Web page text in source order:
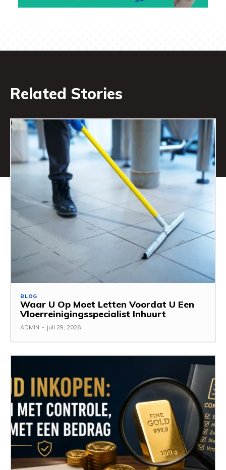
Related Stories
BLOG
Waar U Op Moet Letten Voordat U Een
Vloerreinigingsspecialist Inhuurt
ADMIN - juli 29, 2026